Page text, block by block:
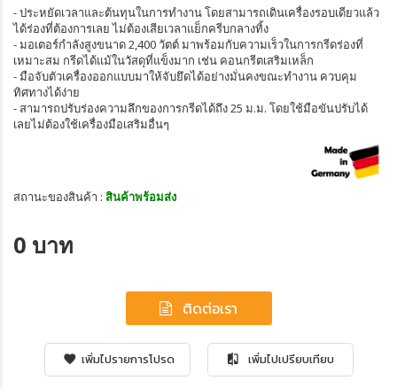
- ประหยัดเวลาและต้นทุนในการทำงาน โดยสามารถเดินเครื่องรอบเดียวแล้ว
ได้ร่องที่ต้องการเลย ไม่ต้องเสียเวลาแย็กครีบกลางทิ้ง
- มอเตอร์กำลังสูงขนาด 2,400 วัตต์ มาพร้อมกับความเร็วในการกรีดร่องที่
เหมาะสม กรีดได้แม้ในวัสดุที่แข็งมาก เช่น คอนกรีตเสริมเหล็ก
- มือจับตัวเครื่องออกแบบมาให้จับยึดได้อย่างมั่นคงขณะทำงาน ควบคุม
ทิศทางได้ง่าย
- สามารถปรับร่องความลึกของการกรีดได้ถึง 25 ม.ม. โดยใช้มือขันปรับได้
เลยไม่ต้องใช้เครื่องมือเสริมอื่นๆ
สถานะของสินค้า : สินค้าพร้อมส่ง
0 บาท
ติดต่อเรา
เพิ่มไปรายการโปรด เพิ่มไปเปรียบเทียบ